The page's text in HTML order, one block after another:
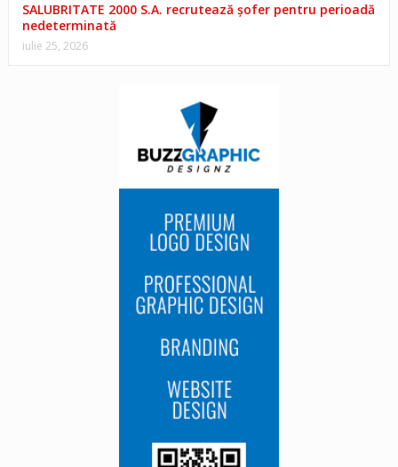
SALUBRITATE 2000 S.A. recrutează șofer pentru perioadă
nedeterminată
iulie 25, 2026